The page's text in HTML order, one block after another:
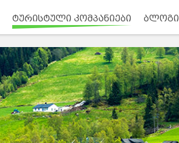
ტურისტული კომპანიები ბლოგი